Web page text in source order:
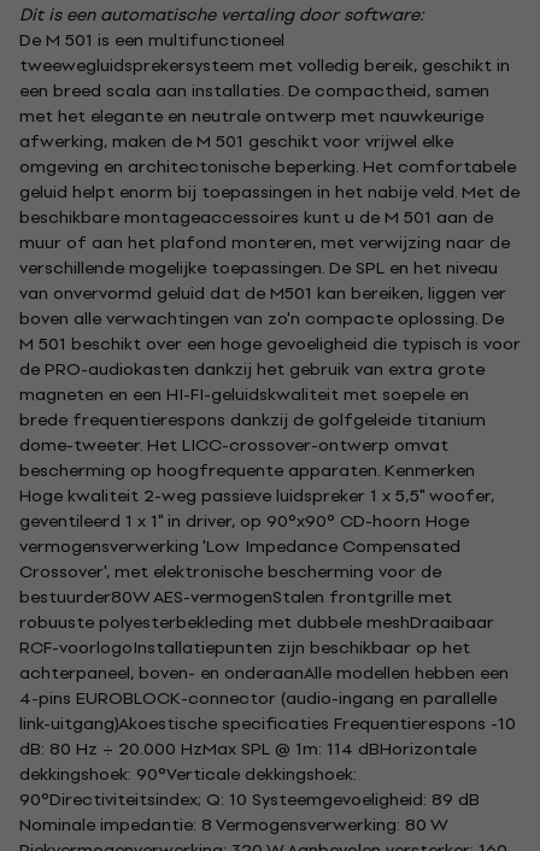
Dit is een automatische vertaling door software:
De M 501 is een multifunctioneel
tweewegluidsprekersysteem met volledig bereik, geschikt in
een breed scala aan installaties. De compactheid, samen
met het elegante en neutrale ontwerp met nauwkeurige
afwerking, maken de M 501 geschikt voor vrijwel elke
omgeving en architectonische beperking. Het comfortabele
geluid helpt enorm bij toepassingen in het nabije veld. Met de
beschikbare montageaccessoires kunt u de M 501 aan de
muur of aan het plafond monteren, met verwijzing naar de
verschillende mogelijke toepassingen. De SPL en het niveau
van onvervormd geluid dat de M501 kan bereiken, liggen ver
boven alle verwachtingen van zo'n compacte oplossing. De
M 501 beschikt over een hoge gevoeligheid die typisch is voor
de PRO-audiokasten dankzij het gebruik van extra grote
magneten en een HI-FI-geluidskwaliteit met soepele en
brede frequentierespons dankzij de golfgeleide titanium
dome-tweeter. Het LICC-crossover-ontwerp omvat
bescherming op hoogfrequente apparaten. Kenmerken
Hoge kwaliteit 2-weg passieve luidspreker 1 x 5,5" woofer,
geventileerd 1 x 1" in driver, op 90°x90° CD-hoorn Hoge
vermogensverwerking 'Low Impedance Compensated
Crossover', met elektronische bescherming voor de
bestuurder80W AES-vermogenStalen frontgrille met
robuuste polyesterbekleding met dubbele meshDraaibaar
RCF-voorlogoInstallatiepunten zijn beschikbaar op het
achterpaneel, boven- en onderaanAlle modellen hebben een
4-pins EUROBLOCK-connector (audio-ingang en parallelle
link-uitgang)Akoestische specificaties Frequentierespons -10
dB: 80 Hz ÷ 20.000 HzMax SPL @ 1m: 114 dBHorizontale
dekkingshoek: 90°Verticale dekkingshoek:
90°Directiviteitsindex; Q: 10 Systeemgevoeligheid: 89 dB
Nominale impedantie: 8 Vermogensverwerking: 80 W